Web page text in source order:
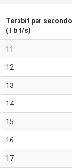
Terabit per secondo
(Tbit/s)
11
12
13
14
15
16
17